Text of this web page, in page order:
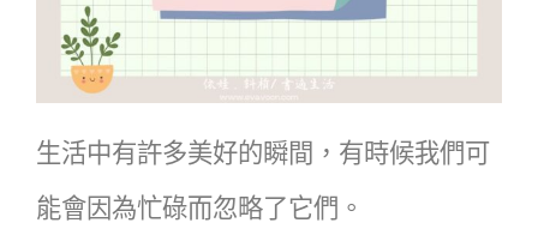
生活中有許多美好的瞬間，有時候我們可
能會因為忙碌而忽略了它們。